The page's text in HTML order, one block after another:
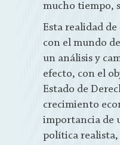
mucho tiempo,
Esta realidad de
con el mundo
un análisis y
efecto, con el
Estado de
crecimiento
importancia de
política realista,